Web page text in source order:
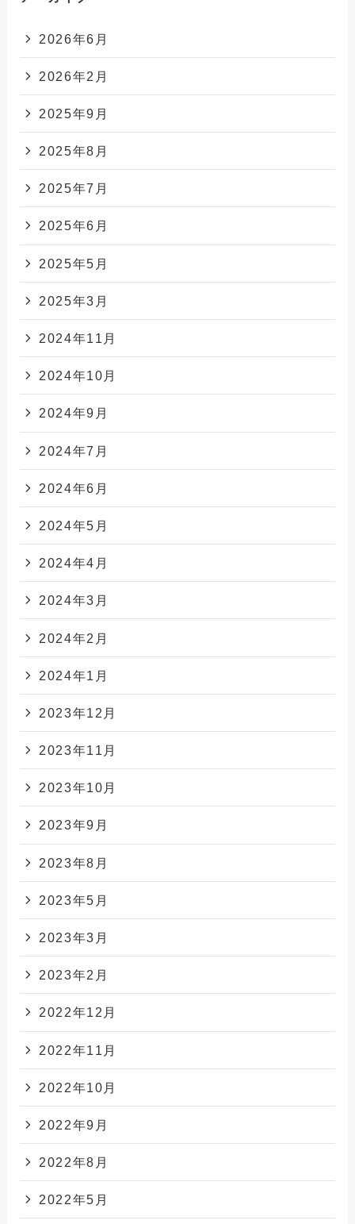
2026年6月
2026年2月
2025年9月
2025年8月
2025年7月
2025年6月
2025年5月
2025年3月
2024年11月
2024年10月
2024年9月
2024年7月
2024年6月
2024年5月
2024年4月
2024年3月
2024年2月
2024年1月
2023年12月
2023年11月
2023年10月
2023年9月
2023年8月
2023年5月
2023年3月
2023年2月
2022年12月
2022年11月
2022年10月
2022年9月
2022年8月
2022年5月